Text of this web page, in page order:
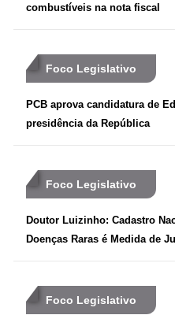
combustíveis na nota fiscal
Foco Legislativo
PCB aprova candidatura de
presidência da República
Foco Legislativo
Doutor Luizinho: Cadastro
Doenças Raras é Medida de
Foco Legislativo